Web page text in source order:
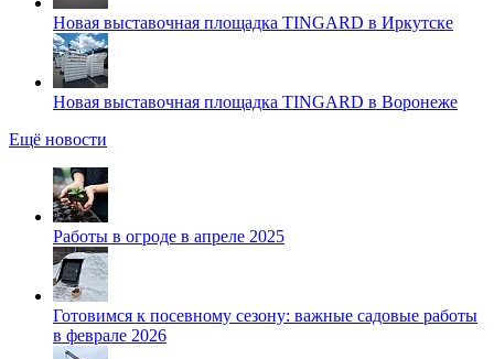
Новая выставочная площадка TINGARD в Иркутске
Новая выставочная площадка TINGARD в Воронеже
Ещё новости
Работы в огроде в апреле 2025
Готовимся к посевному сезону: важные садовые работы
в феврале 2026